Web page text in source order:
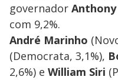
governador
com 9,2%.
André Marinho
(Democrata, 3,1%),
2,6%) e William Siri